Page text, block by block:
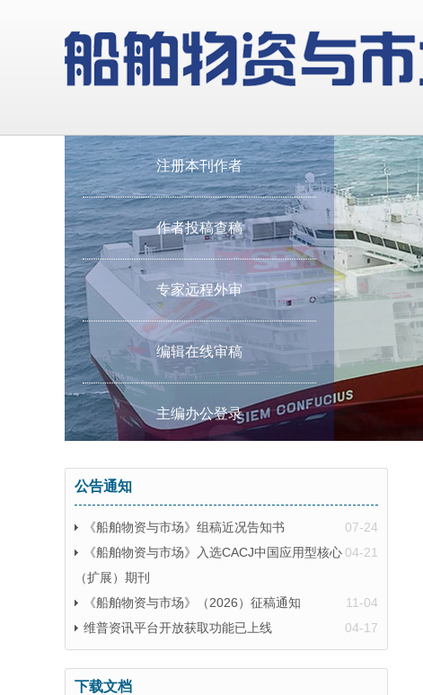
注册本刊作者
作者投稿查稿
专家远程外审
编辑在线审稿
主编办公登录
公告通知
07-24
《船舶物资与市场》组稿近况告知书
04-21
《船舶物资与市场》入选CACJ中国应用型核心
（扩展）期刊
11-04
《船舶物资与市场》（2026）征稿通知
04-17
维普资讯平台开放获取功能已上线
下载文档